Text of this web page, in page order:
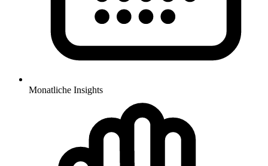
Monatliche Insights